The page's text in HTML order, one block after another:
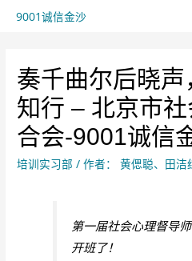
9001诚信金沙
奏千曲尔后晓
知行 – 北京市
合会-9001诚信
培训实习部 / 作者： 黄偲聪、田洁
第一届社会心理督导
开班了！